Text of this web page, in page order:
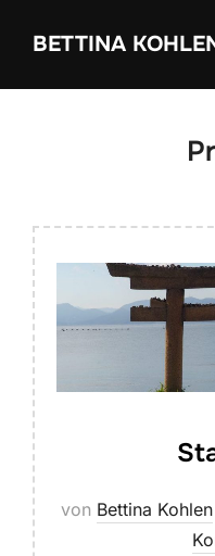
InhaltBETTINA
von Bettina Kohlen